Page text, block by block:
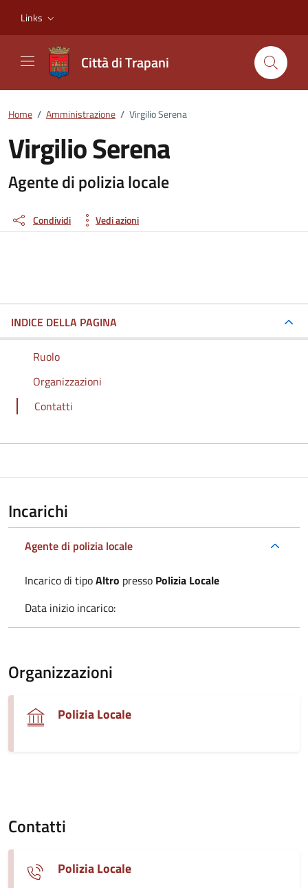
Links
Città di Trapani
Home / Amministrazione / Virgilio Serena
Virgilio Serena
Dettagli della persona
Agente di polizia locale
Condividi Vedi azioni
INDICE DELLA PAGINA
Ruolo
Organizzazioni
Contatti
Incarichi
Agente di polizia locale
Incarico di tipoAltro presso Polizia Locale
Data inizio incarico:
Organizzazioni
Polizia Locale
Contatti
Polizia Locale